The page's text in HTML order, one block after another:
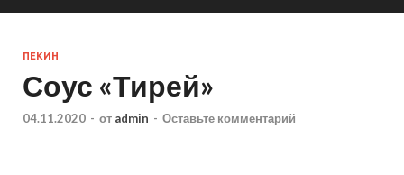
ПЕКИН
Соус «Тирей»
04.11.2020 - от admin - Оставьте комментарий